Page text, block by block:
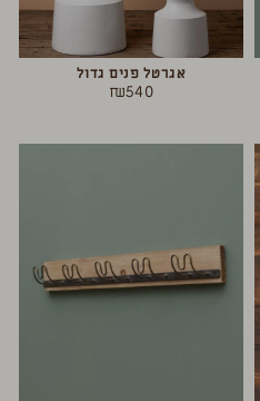
אגרטל פנים גדול
₪540